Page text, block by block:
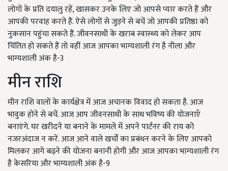
लोगों के प्रति दयालु रहें, खासकर उनके लिए जो आपसे प्यार करते हैं और
आपकी परवाह करते हैं. ऐसे लोगों से जुड़ने से बचें जो आपकी प्रतिष्ठा को
नुकसान पहुंचा सकते हैं. जीवनसाथी के खराब स्वास्थ्य को लेकर आप
चिंतित हो सकते हैं तो वहीं आज आपका भाग्यशाली रंग है नीला और
भाग्यशाली अंक है-3
मीन राशि
मीन राशि वालों के कार्यक्षेत्र में आज अचानक विवाद हो सकता है. आज
भावुक होने से बचें. आज आप जीवनसाथी के साथ भविष्य की योजनाएँ
बनाएंगे. घर खरीदने या बनाने के मामले में अपने पार्टनर की राय को
नजरअंदाज न करें. आज आने वाले खर्चों का प्रबंधन करने के लिए आपको
मिलकर आगे बढ़ने की योजना बनानी होगी और आज आपका भाग्यशाली रंग
है केसरिया और भाग्यशाली अंक है-9